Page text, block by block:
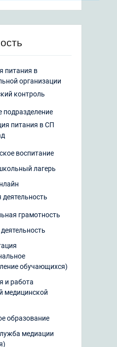
питания в
организации
контроль
подразделение
питания в СП
воспитание
лагерь
деятельность
грамотность
обучающихся)
и работа
медицинской
образование
медиации